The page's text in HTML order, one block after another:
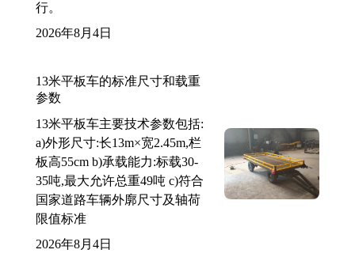
行。
2026年8月4日
13米平板车的标准尺寸和载重
参数
13米平板车主要技术参数包括:
a)外形尺寸:长13m×宽2.45m,栏
板高55cm b)承载能力:标载30-
35吨,最大允许总重49吨 c)符合
国家道路车辆外廓尺寸及轴荷
限值标准
2026年8月4日